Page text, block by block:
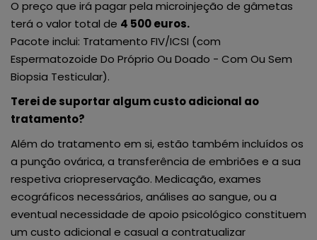
O preço que irá pagar pela microinjeção de gâmetas
terá o valor total de 4 500 euros.
Pacote inclui: Tratamento FIV/ICSI (com
Espermatozoide Do Próprio Ou Doado - Com Ou Sem
Biopsia Testicular).
Terei de suportar algum custo adicional ao
tratamento?
Além do tratamento em si, estão também incluídos os
a punção ovárica, a transferência de embriões e a sua
respetiva criopreservação. Medicação, exames
ecográficos necessários, análises ao sangue, ou a
eventual necessidade de apoio psicológico constituem
um custo adicional e casual a contratualizar